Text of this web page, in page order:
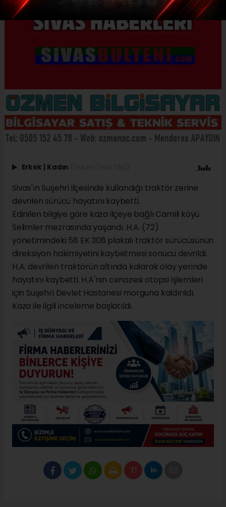
Erkek | Kadın
Sivas'ın Suşehri ilçesinde kullandığı traktör zerine
devrilen sürücü hayatını kaybetti.
Edinilen bilgiye göre kaza ilçeye bağlı Camili köyü
Selimler mezrasında yaşandı. H.A. (72)
yönetimindeki 58 EK 308 plakalı traktör sürücüsünün
direksiyon hakimiyetini kaybetmesi sonucu devrildi.
H.A. devrilen traktörün altında kalarak olay yerinde
hayatını kaybetti. H.A'nın cenazesi otopsi işlemleri
için Suşehri Devlet Hastanesi morguna kaldırıldı.
Kaza ile ilgili inceleme başlatıldı.